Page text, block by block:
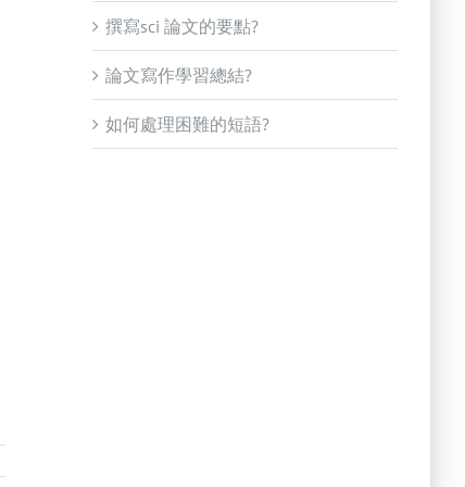
撰寫sci 論文的要點?
論文寫作學習總結?
如何處理困難的短語?